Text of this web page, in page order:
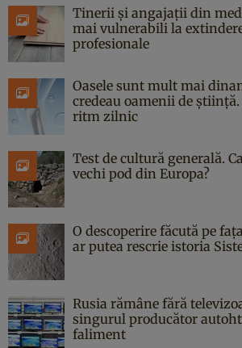
Tinerii și angajații din
mai vulnerabili la
profesionale
Oasele sunt mult mai
credeau oamenii de
ritm zilnic
Test de cultură generală.
vechi pod din Europa?
O descoperire făcută pe
ar putea rescrie istoria
Rusia rămâne fără
singurul producător
faliment